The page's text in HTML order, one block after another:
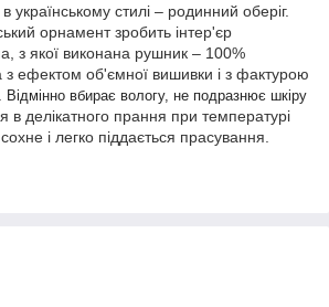
українському стилі – родинний оберіг.
орнамент зробить інтер'єр
з якої виконана рушник – 100%
з ефектом об'ємної вишивки і з фактурою
Відмінно вбирає вологу, не подразнює шкіру
в делікатного прання при температурі
і легко піддається прасування.